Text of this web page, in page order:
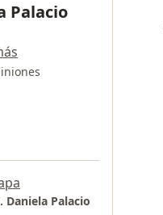
Palacio
Palacio